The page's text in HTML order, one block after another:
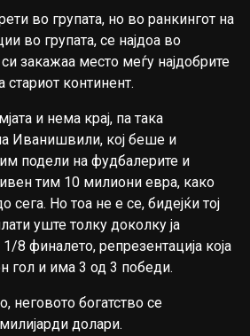
во групата, но во ранкингот на
во групата, се најдоа во
закажаа место меѓу најдобрите
континент.
и нема крај, па така
Иванишвили, кој беше и
подели на фудбалерите и
тим 10 милиони евра, како
сега. Но тоа не е се, бидејќи тој
уште толку доколку ја
8 финалето, репрезентација која
гол и има 3 од 3 победи.
неговото богатство се
долари.